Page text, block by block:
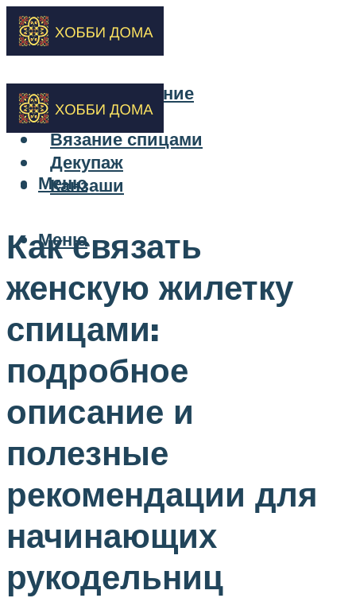
Бисероплетение
Вышивка
Вязание спицами
Декупаж
Канзаши
Меню
Меню
Как связать
женскую жилетку
спицами:
подробное
описание и
полезные
рекомендации для
начинающих
рукодельниц